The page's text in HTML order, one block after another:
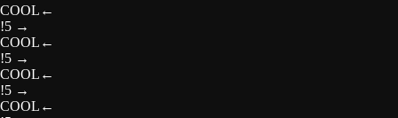
COOL ←
!5 →
COOL ←
!5 →
COOL ←
!5 →
COOL ←